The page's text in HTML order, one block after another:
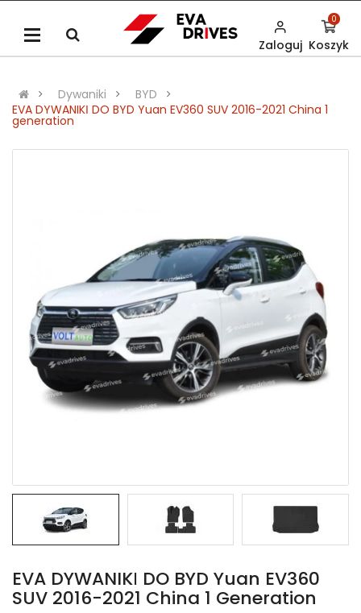
Zaloguj Koszyk
0
Dywaniki
BYD
EVA DYWANIKІ DO BYD Yuan EV360 SUV 2016-2021 China 1
generation
EVA DYWANIKІ DO BYD Yuan EV360
SUV 2016-2021 China 1 Generation